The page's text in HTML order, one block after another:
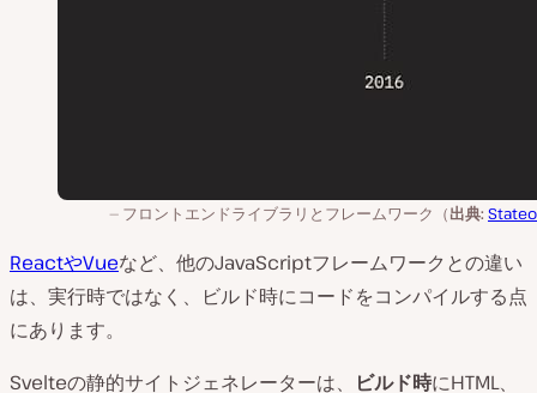
フロントエンドライブラリとフレームワーク（出典:
ReactやVueなど、他のJavaScriptフレームワークとの違い
は、実行時ではなく、ビルド時にコードをコンパイルする点
にあります。
Svelteの静的サイトジェネレーターは、
ビルド時にHTML、